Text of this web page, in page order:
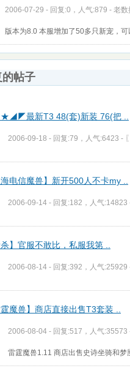
2006-07-29 - 回复:0，人气:879 - 老数
版本为8.0 本服增加了50多只新宠，
的帖子
最新T3 48(套)新装 76(把 ..
2006-09-18 - 回复:79，人气:6423 -
海电信魔兽】新开500人不卡my ..
2006-09-14 - 回复:182，人气:14823
杀】官服不敢比，私服我第 ..
2006-08-14 - 回复:392，人气:25929
霆魔兽】商店直接出售T3套装 ..
2006-08-04 - 回复:517，人气:35573
雷霆魔兽1.11 商店出售史诗坐骑和